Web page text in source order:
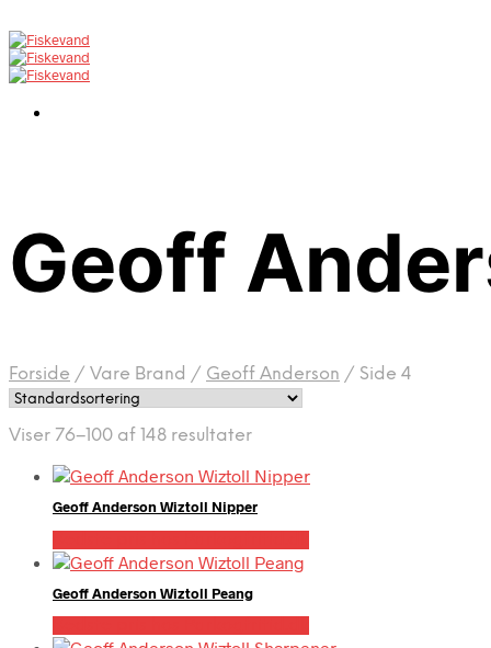
Geoff
Forside / Vare Brand / Geoff Anderson / Side 4
Viser 76–100 af 148 resultater
Geoff Anderson Wiztoll Nipper
Geoff Anderson Wiztoll Peang